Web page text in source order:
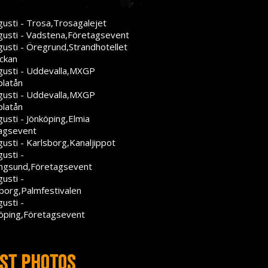
- Trosa,Trosagalejet
- Vadstena,Företagsevent
- Öregrund,Strandhotellet
- Uddevalla,MXGP
- Uddevalla,MXGP
- Jönköping,Elmia
- Karlsborg,Kanaljippot
-
-
-
photos